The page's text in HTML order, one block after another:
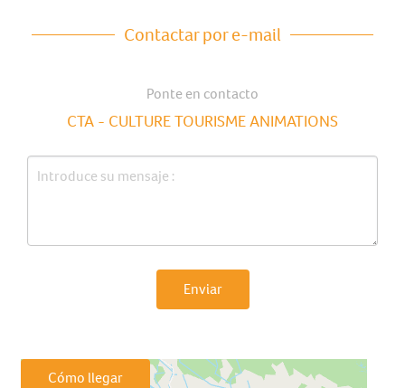
Contactar por e-mail
Ponte en contacto
CTA - CULTURE TOURISME ANIMATIONS
Enviar
Cómo llegar